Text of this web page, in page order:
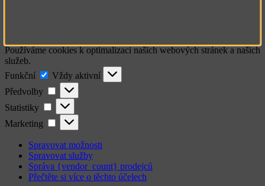
Používáme cookies k optimalizaci našich webových stránek a našich
služeb.
Funkční
Funkční
Vždy aktivní
Předvolby
Předvolby
Statistiky Statistiky
Marketing Marketing
Spravovat možnosti
Spravovat služby
Správa {vendor_count} prodejců
Přečtěte si více o těchto účelech